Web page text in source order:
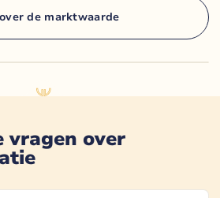
de marktwaarde
vragen over